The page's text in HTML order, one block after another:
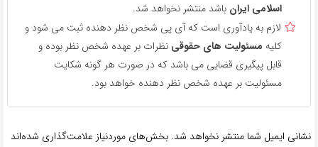
اسلامی ایران باشد منتشر نخواهد شد.
لازم به یادآوری است که آی پی شخص نظر دهنده ثبت می شود و
کلیه مسئولیت های حقوقی نظرات بر عهده شخص نظر بوده و
قابل پیگیری قضایی می باشد که در صورت هر گونه شکایت
مسئولیت بر عهده شخص نظر دهنده خواهد بود.
نشانی ایمیل شما منتشر نخواهد شد. بخش‌های موردنیاز علامت‌گذاری شده‌اند